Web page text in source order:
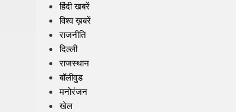
हिंदी खबरें
विश्व ख़बरें
राजनीति
दिल्ली
राजस्थान
बॉलीवुड
मनोरंजन
खेल